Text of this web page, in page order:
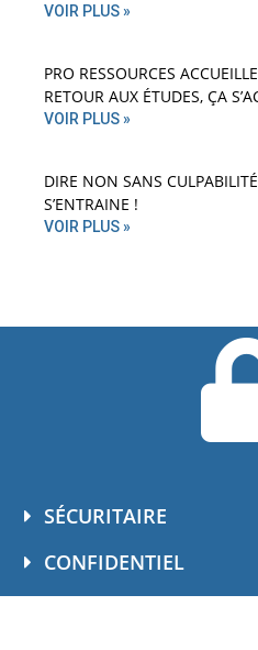
VOIR PLUS »
PRO RESSOURCES
RETOUR AUX ÉTUDES, ÇA
VOIR PLUS »
DIRE NON SANS
S’ENTRAINE !
VOIR PLUS »
SÉCURITAIRE
CONFIDENTIEL